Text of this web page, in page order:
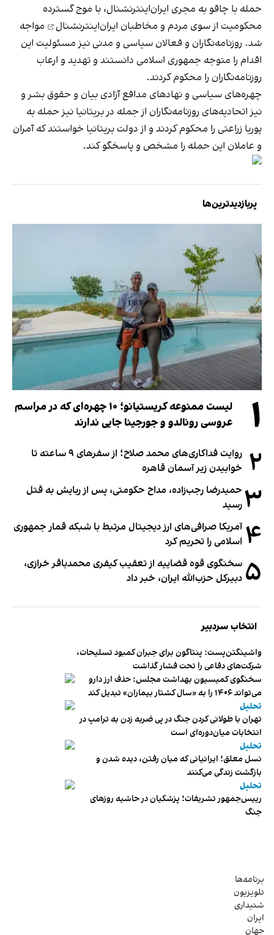
حمله با چاقو به مجری ایران‌اینترنشنال، با موج گسترده
محکومیت از سوی مردم و مخاطبان ایران‌اینترنشنال
مواجه
شد. روزنامه‌نگاران و فعالان سیاسی و مدنی نیز مسئولیت این
اقدام را متوجه جمهوری اسلامی دانستند و تهدید و ارعاب
روزنامه‌نگاران را محکوم کردند.
چهره‌های سیاسی و نهادهای مدافع آزادی بیان و حقوق بشر و
نیز اتحادیه‌های روزنامه‌نگاران از جمله در بریتانیا نیز حمله به
پوریا زراعتی را محکوم کردند و از دولت بریتانیا خواستند که آمران
و عاملان این حمله را مشخص و پاسخگو کند.
پربازدیدترین‌ها
۱
لیست ممنوعه کریستیانو؛ ۱۰ چهره‌ای که در مراسم
عروسی رونالدو و جورجینا جایی ندارند
۲
روایت فداکاری‌های محمد صلاح؛ از سفرهای ۹ ساعته تا
خوابیدن زیر آسمان قاهره
۳ حمیدرضا رجب‌زاده، مداح حکومتی، پس از ربایش به قتل
رسید
۴ آمریکا صرافی‌های ارز دیجیتال مرتبط با شبکه قمار جمهوری
اسلامی را تحریم کرد
۵ سخنگوی قوه قضاییه از تعقیب کیفری محمدباقر خرازی،
دبیر‌کل حزب‌الله ایران، خبر داد
انتخاب سردبیر
واشینگتن‌پست: پنتاگون برای جبران کمبود تسلیحات،
شرکت‌های دفاعی را تحت فشار گذاشت
سخنگوی کمیسیون بهداشت مجلس: حذف ارز دارو
می‌تواند ۱۴۰۶ را به «سال کشتار بیماران» تبدیل کند
تحلیل
تهران با طولانی کردن جنگ در پی ضربه زدن به ترامپ در
انتخابات میان‌دوره‌ای است
تحلیل
نسل معلق؛ ایرانیانی که میان رفتن، دیده شدن و
بازگشت زندگی می‌کنند
تحلیل
رییس‌جمهور تشریفات؛ پزشکیان در حاشیه روزهای
جنگ
برنامه‌ها
تلویزیون
شنیداری
ایران
جهان